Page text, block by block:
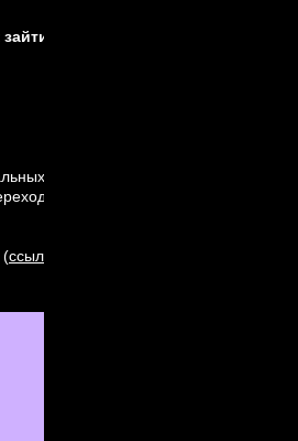
зайти на гидру
ссылок на гидру. Сегодня в
только по официальным
(ссылка на статью